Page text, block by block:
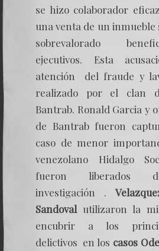
se hizo colaborador
una venta de un inmueble
sobrevalorado
ejecutivos. Esta
atención del fraude y
realizado por el clan
Bantrab. Ronald Garcia y
de Bantrab fueron
caso de menor
venezolano Hidalgo
fueron liberados
investigación .
Sandoval utilizaron la
encubrir a los
delictivos en los casos